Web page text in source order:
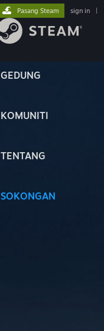
GEDUNG
KOMUNITI
TENTANG
SOKONGAN
Pasang Steam sign in